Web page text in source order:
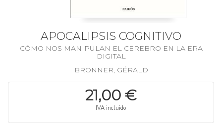
APOCALIPSIS COGNITIVO
CÓMO NOS MANIPULAN EL CEREBRO EN LA ERA
DIGITAL
BRONNER, GÉRALD
21,00 €
IVA incluido